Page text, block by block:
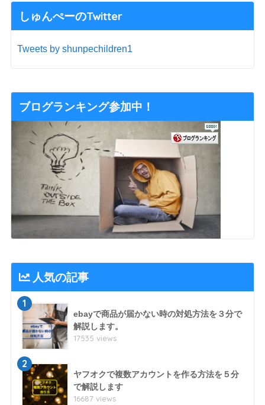
しゅんぺーのTwitter
Tweets by shunpechildren1
ブログランキング参加中！
人気の記事
1
ebayで商品が届かない時の対処方法を３分で
解説します。
17535 views
2
ヤフオクで複数アカウントを作る方法を５分
で解説します
16687 views